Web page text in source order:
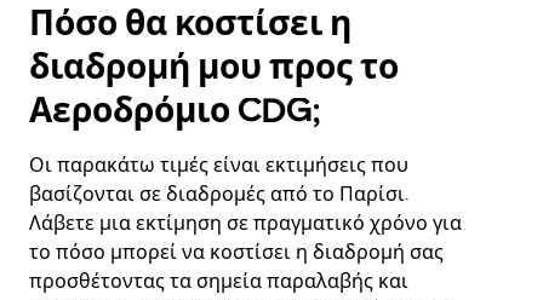
Πόσο θα κοστίσει η
διαδρομή μου προς το
Αεροδρόμιο CDG;
Οι παρακάτω τιμές είναι εκτιμήσεις που
βασίζονται σε διαδρομές από το Παρίσι.
Λάβετε μια εκτίμηση σε πραγματικό χρόνο για
το πόσο μπορεί να κοστίσει η διαδρομή σας
προσθέτοντας τα σημεία παραλαβής και